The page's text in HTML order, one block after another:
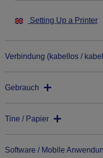
Setting Up a Printer
Verbindung (kabellos /
Gebrauch
Tine / Papier
Software / Mobile